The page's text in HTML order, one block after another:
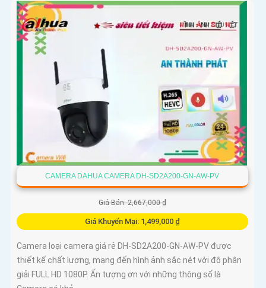
đêm
CAMERA DAHUA CAMERA DH-SD2A200-GN-AW-PV
Giá Bán: 2,667,000 ₫
Giá Khuyến Mại: 1,499,000 ₫
Camera loại camera giá rẻ DH-SD2A200-GN-AW-PV được
thiết kế chất lượng, mang đến hình ảnh sắc nét với độ phân
giải FULL HD 1080P. Ấn tượng ơn với những thông số là